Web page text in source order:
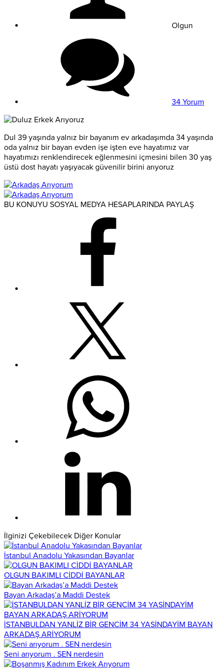
Olgun
34 Yorum
Dul 39 yaşında yalnız bir bayanım ev arkadaşımda 34 yaşında
oda yalnız bir bayan evden işe işten eve hayatımız var
hayatımızı renklendirecek eğlenmesini içmesini bilen 30 yaş
üstü dost hayatı yaşıyacak güvenilir birini arıyoruz
BU KONUYU SOSYAL MEDYA HESAPLARINDA PAYLAŞ
İlginizi Çekebilecek Diğer Konular
İstanbul Anadolu Yakasından Bayanlar
OLGUN BAKIMLI CİDDİ BAYANLAR
Bayan Arkadaş’a Maddi Destek
İSTANBULDAN YANLİZ BİR GENCİM 34 YASİNDAYİM BAYAN
ARKADAŞ ARİYORUM
Seni arıyorum . SEN nerdesin